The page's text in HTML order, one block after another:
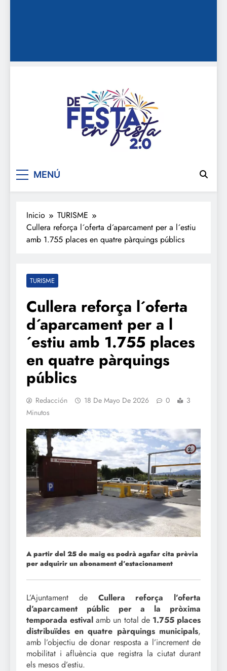
De festa en festa 2.0
MENÚ
Inicio
TURISME
Cullera reforça l´oferta d´aparcament per a l´estiu
amb 1.755 places en quatre pàrquings públics
TURISME
Cullera reforça l´oferta
d´aparcament per a l
´estiu amb 1.755 places
en quatre pàrquings
públics
Redacción 18 De Mayo De 2026 0
3
Minutos
A partir del 25 de maig es podrà agafar cita prèvia
per adquirir un abonament d’estacionament
L’Ajuntament de Cullera reforça l’oferta
d’aparcament públic per a la pròxima
temporada estival amb un total de 1.755 places
distribuïdes en quatre pàrquings municipals,
amb l’objectiu de donar resposta a l’increment de
mobilitat i afluència que registra la ciutat durant
els mesos d’estiu.